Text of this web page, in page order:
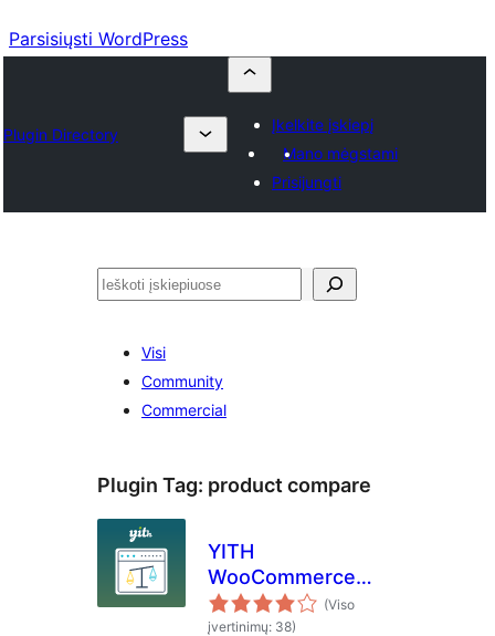
Parsisiųsti WordPress
Plugin Directory
Įkelkite įskiepį
Mano mėgstami
Prisijungti
Paieška
Visi
Community
Commercial
Plugin Tag: product compare
YITH
WooCommerce
Compare
(Viso
įvertinimų: 38)